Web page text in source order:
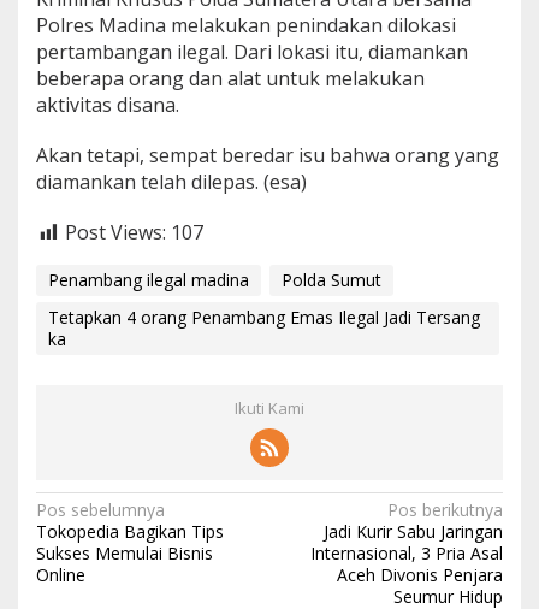
Polres Madina melakukan penindakan dilokasi
pertambangan ilegal. Dari lokasi itu, diamankan
beberapa orang dan alat untuk melakukan
aktivitas disana.
Akan tetapi, sempat beredar isu bahwa orang yang
diamankan telah dilepas. (esa)
Post Views: 107
Penambang ilegal madina
Polda Sumut
Tetapkan 4 orang Penambang Emas Ilegal Jadi Tersang
ka
Ikuti Kami
Navigasi
pos
Pos sebelumnya
Tokopedia Bagikan Tips
Sukses Memulai Bisnis
Online
Pos berikutnya
Jadi Kurir Sabu Jaringan
Internasional, 3 Pria Asal
Aceh Divonis Penjara
Seumur Hidup